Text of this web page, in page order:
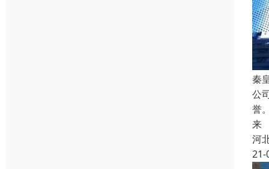
秦
公
誉
来
河
21-